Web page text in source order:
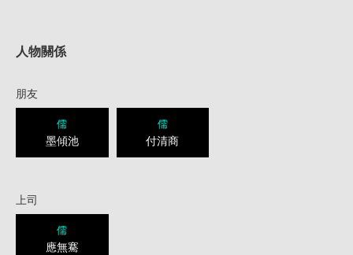
人物關係
朋友
儒
墨傾池
儒
付清商
上司
儒
應無騫